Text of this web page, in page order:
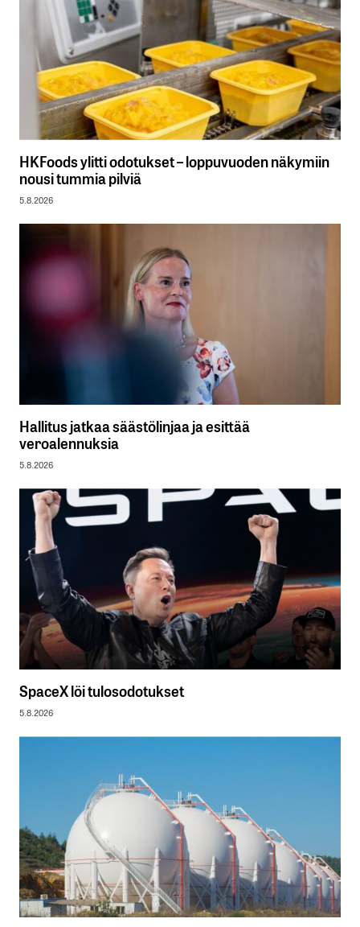
HKFoods ylitti odotukset – loppuvuoden näkymiin
nousi tummia pilviä
5.8.2026
Hallitus jatkaa säästölinjaa ja esittää
veroalennuksia
5.8.2026
SpaceX löi tulosodotukset
5.8.2026